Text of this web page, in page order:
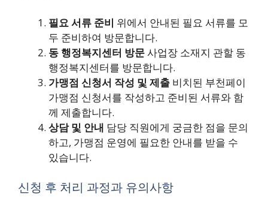
필요 서류 준비 위에서 안내된 필요 서류를 모
두 준비하여 방문합니다.
동 행정복지센터 방문사업장 소재지 관할 동
행정복지센터를 방문합니다.
가맹점 신청서 작성 및 제출 비치된 부천페이
가맹점 신청서를 작성하고 준비된 서류와 함
께 제출합니다.
상담 및 안내 담당 직원에게 궁금한 점을 문의
하고, 가맹점 운영에 필요한 안내를 받을 수
있습니다.
신청 후 처리 과정과 유의사항